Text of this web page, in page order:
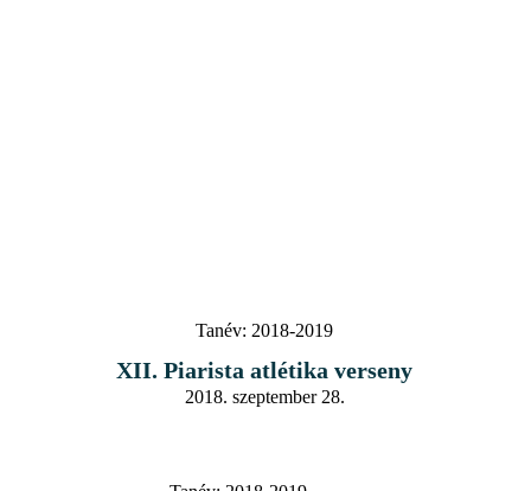
Tanév: 2018-2019
XII. Piarista atlétika verseny
2018. szeptember 28.